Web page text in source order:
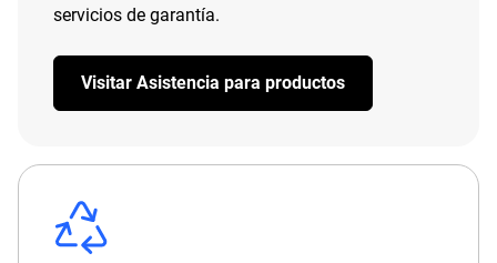
servicios de garantía.
Visitar Asistencia para productos